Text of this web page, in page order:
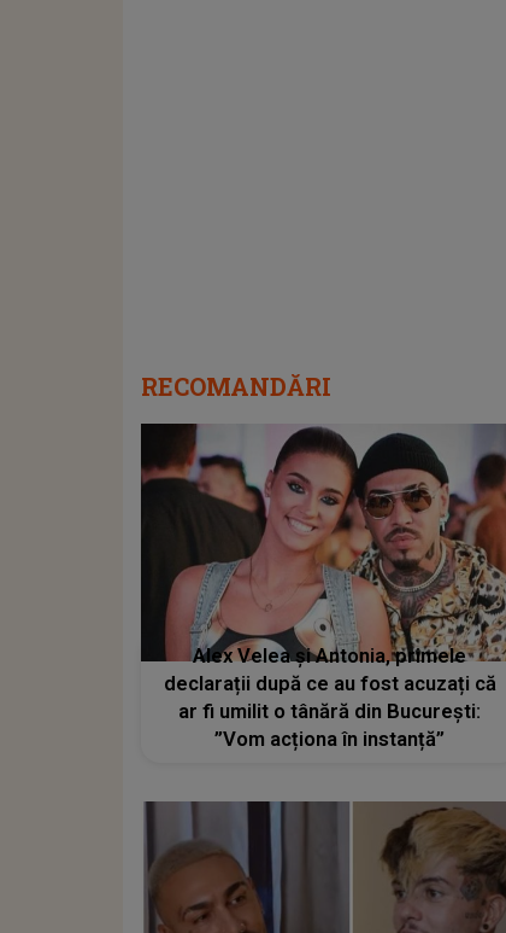
RECOMANDĂRI
Alex Velea și Antonia, primele
declarații după ce au fost acuzați că
ar fi umilit o tânără din București:
”Vom acționa în instanță”